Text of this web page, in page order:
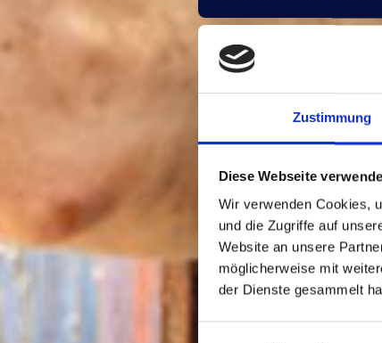
Zustimmung
Diese Webseite
Wir verwenden Cookies,
und die Zugriffe auf
Website an unsere
möglicherweise mit
der Dienste gesammelt